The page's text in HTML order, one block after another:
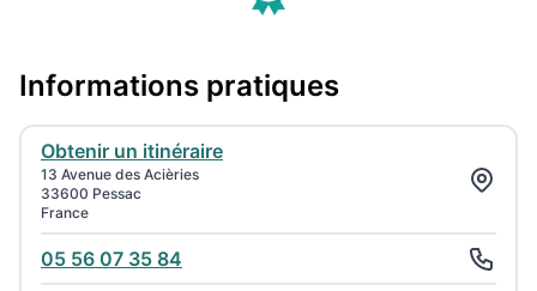
Informations pratiques
Obtenir un itinéraire
13 Avenue des Acièries
33600 Pessac
France
05 56 07 35 84